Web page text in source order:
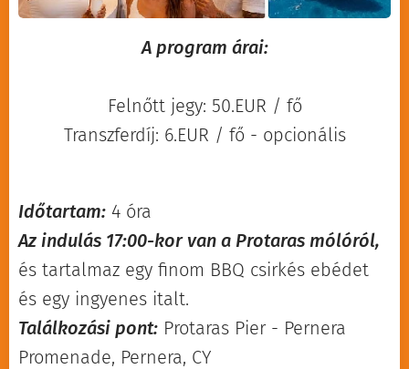
A program árai:
Felnőtt jegy: 50.EUR / fő
Transzferdíj: 6.EUR / fő - opcionális
Időtartam: 4 óra
Az indulás 17:00-kor van a Protaras mólóról,
és tartalmaz egy finom BBQ csirkés ebédet
és egy ingyenes italt.
Találkozási pont: Protaras Pier - Pernera
Promenade, Pernera, CY